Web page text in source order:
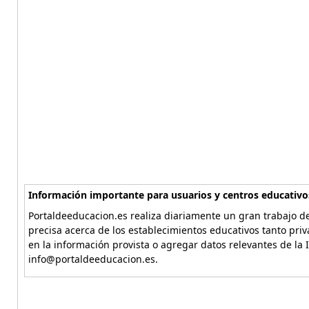
Información importante para usuarios y centros
Portaldeeducacion.es realiza diariamente un gran trabajo
precisa acerca de los establecimientos educativos tanto
en la información provista o agregar datos relevantes de
info@portaldeeducacion.es.